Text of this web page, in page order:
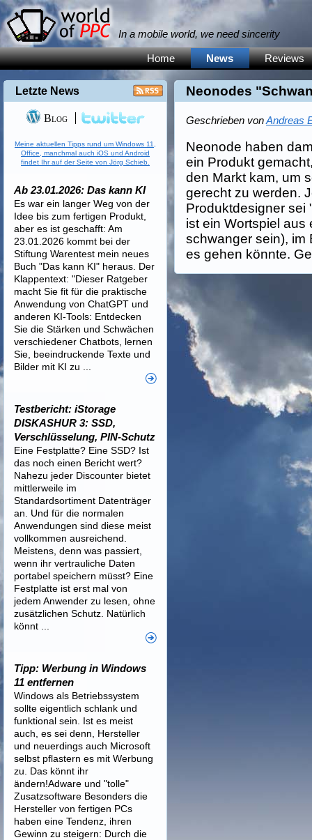
In a mobile world, we need sincerity
Home News Reviews
Neonodes
Geschrieben vonAndreas
Neonode haben
ein Produkt
den Markt kam, um
gerecht zu werden.
Produktdesigner sei
ist ein Wortspiel aus
schwanger sein), im
es gehen könnte.
Letzte News
Blog
Meine aktuellen Tipps rund um Windows 11,
Office, manchmal auch iOS und Android
findet Ihr auf der Seite von Jörg Schieb.
Ab 23.01.2026: Das kann KI
Es war ein langer Weg von der
Idee bis zum fertigen Produkt,
aber es ist geschafft: Am
23.01.2026 kommt bei der
Stiftung Warentest mein neues
Buch "Das kann KI" heraus. Der
Klappentext: "Dieser Ratgeber
macht Sie fit für die praktische
Anwendung von ChatGPT und
anderen KI-Tools: Entdecken
Sie die Stärken und Schwächen
verschiedener Chatbots, lernen
Sie, beeindruckende Texte und
Bilder mit KI zu ...
Testbericht: iStorage
DISKASHUR 3: SSD,
Verschlüsselung, PIN-Schutz
Eine Festplatte? Eine SSD? Ist
das noch einen Bericht wert?
Nahezu jeder Discounter bietet
mittlerweile im
Standardsortiment Datenträger
an. Und für die normalen
Anwendungen sind diese meist
vollkommen ausreichend.
Meistens, denn was passiert,
wenn ihr vertrauliche Daten
portabel speichern müsst? Eine
Festplatte ist erst mal von
jedem Anwender zu lesen, ohne
zusätzlichen Schutz. Natürlich
könnt ...
Tipp: Werbung in Windows
11 entfernen
Windows als Betriebssystem
sollte eigentlich schlank und
funktional sein. Ist es meist
auch, es sei denn, Hersteller
und neuerdings auch Microsoft
selbst pflastern es mit Werbung
zu. Das könnt ihr
ändern!Adware und "tolle"
Zusatzsoftware Besonders die
Hersteller von fertigen PCs
haben eine Tendenz, ihren
Gewinn zu steigern: Durch die